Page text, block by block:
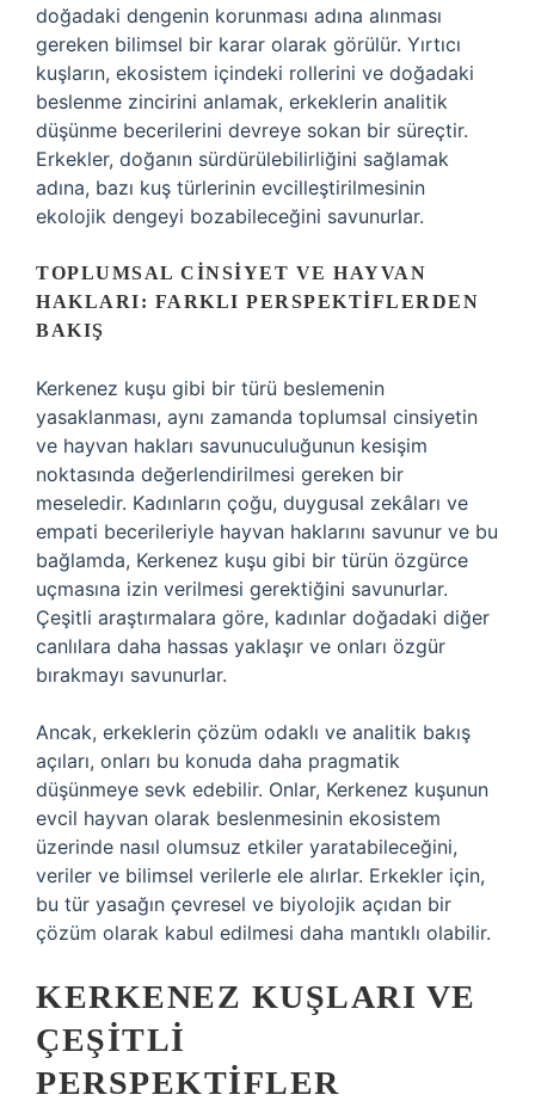
doğadaki dengenin korunması adına alınması
gereken bilimsel bir karar olarak görülür. Yırtıcı
kuşların, ekosistem içindeki rollerini ve doğadaki
beslenme zincirini anlamak, erkeklerin analitik
düşünme becerilerini devreye sokan bir süreçtir.
Erkekler, doğanın sürdürülebilirliğini sağlamak
adına, bazı kuş türlerinin evcilleştirilmesinin
ekolojik dengeyi bozabileceğini savunurlar.
TOPLUMSAL CINSIYET VE HAYVAN
HAKLARI: FARKLI PERSPEKTIFLERDEN
BAKIŞ
Kerkenez kuşu gibi bir türü beslemenin
yasaklanması, aynı zamanda toplumsal cinsiyetin
ve hayvan hakları savunuculuğunun kesişim
noktasında değerlendirilmesi gereken bir
meseledir. Kadınların çoğu, duygusal zekâları ve
empati becerileriyle hayvan haklarını savunur ve bu
bağlamda, Kerkenez kuşu gibi bir türün özgürce
uçmasına izin verilmesi gerektiğini savunurlar.
Çeşitli araştırmalara göre, kadınlar doğadaki diğer
canlılara daha hassas yaklaşır ve onları özgür
bırakmayı savunurlar.
Ancak, erkeklerin çözüm odaklı ve analitik bakış
açıları, onları bu konuda daha pragmatik
düşünmeye sevk edebilir. Onlar, Kerkenez kuşunun
evcil hayvan olarak beslenmesinin ekosistem
üzerinde nasıl olumsuz etkiler yaratabileceğini,
veriler ve bilimsel verilerle ele alırlar. Erkekler için,
bu tür yasağın çevresel ve biyolojik açıdan bir
çözüm olarak kabul edilmesi daha mantıklı olabilir.
KERKENEZ KUŞLARI VE
ÇEŞITLI
PERSPEKTIFLER